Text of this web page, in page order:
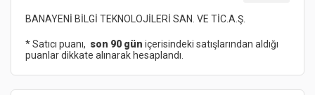
BANAYENİ BİLGİ TEKNOLOJİLERİ SAN. VE TİC.A.Ş.
* Satıcı puanı, son 90 gün içerisindeki satışlarından aldığı
puanlar dikkate alınarak hesaplandı.